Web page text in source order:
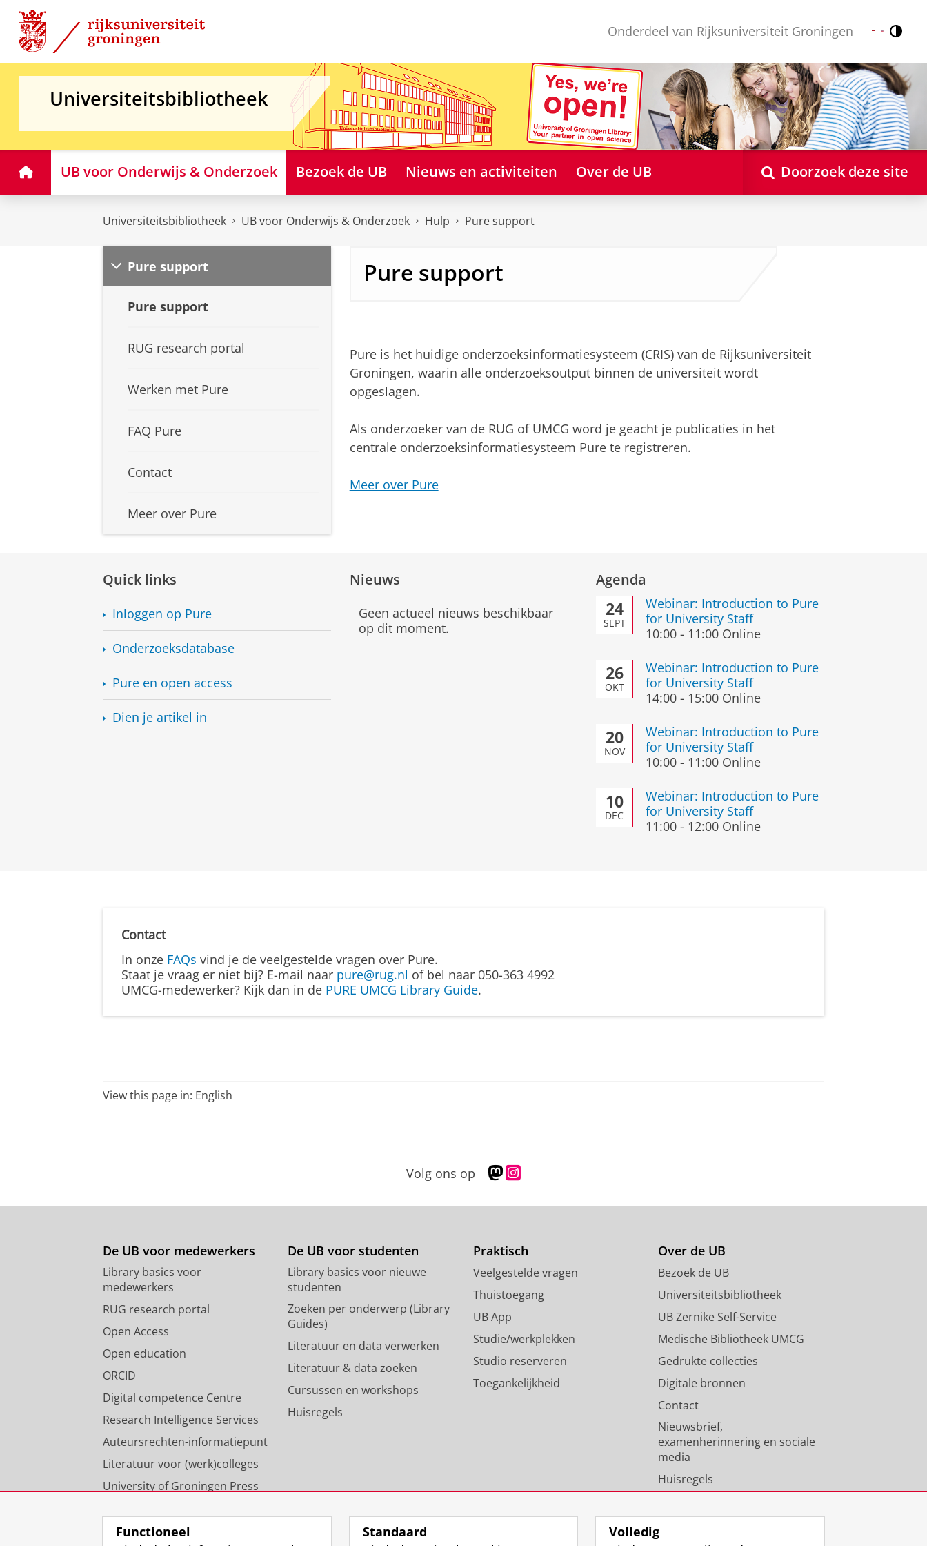
Skip
Content
Skip
Navigation
Onderdeel van Rijksuniversiteit Groningen Nederlands
English
Universiteitsbibliotheek
HomeUB voor Onderwijs & Onderzoek Bezoek de UB Nieuws en activiteiten Over de UB Doorzoek deze site
Universiteitsbibliotheek UB voor Onderwijs & Onderzoek Hulp Pure support
Pure support
Pure support
RUG research portal
Werken met Pure
FAQ Pure
Contact
Meer over Pure
Pure support
Pure is het huidige onderzoeksinformatiesysteem (CRIS) van de Rijksuniversiteit
Groningen, waarin alle onderzoeksoutput binnen de universiteit wordt
opgeslagen.
Als onderzoeker van de RUG of UMCG word je geacht je publicaties in het
centrale onderzoeksinformatiesysteem Pure te registreren.
Meer over Pure
Quick links
Inloggen op Pure
Onderzoeksdatabase
Pure en open access
Dien je artikel in
Nieuws
Geen actueel nieuws beschikbaar
op dit moment.
Agenda
24
SEPT
Webinar: Introduction to Pure
for University Staff
10:00 - 11:00 Online
26
OKT
Webinar: Introduction to Pure
for University Staff
14:00 - 15:00 Online
20
NOV
Webinar: Introduction to Pure
for University Staff
10:00 - 11:00 Online
10
DEC
Webinar: Introduction to Pure
for University Staff
11:00 - 12:00 Online
Contact
In onze FAQs vind je de veelgestelde vragen over Pure.
Staat je vraag er niet bij? E-mail naar pure@rug.nl of bel naar 050-363 4992
UMCG-medewerker? Kijk dan in de PURE UMCG Library Guide.
View this page in: English
Volg ons op
M
s
d
n
p
o
f
i
e
l
n
v
s
g
r
a
m
c
c
o
u
s
n
De UB voor medewerkers
Library basics voor
medewerkers
RUG research portal
Open Access
Open education
ORCID
Digital competence Centre
Research Intelligence Services
Auteursrechten-informatiepunt
Literatuur voor (werk)colleges
University of Groningen Press
De UB voor studenten
Library basics voor nieuwe
studenten
Zoeken per onderwerp (Library
Guides)
Literatuur en data verwerken
Literatuur & data zoeken
Cursussen en workshops
Huisregels
Praktisch
Veelgestelde vragen
Thuistoegang
UB App
Studie/werkplekken
Studio reserveren
Toegankelijkheid
Over de UB
Bezoek de UB
Universiteitsbibliotheek
UB Zernike Self-Service
Medische Bibliotheek UMCG
Gedrukte collecties
Digitale bronnen
Contact
Nieuwsbrief,
examenherinnering en sociale
media
Huisregels
Universiteitsbibliotheek
Functioneel
Standaard
Volledig